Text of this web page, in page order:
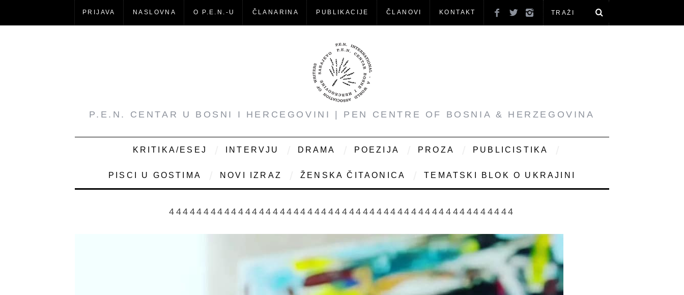
PRIJAVA NASLOVNA O P.E.N.-U ČLANARINA PUBLIKACIJE ČLANOVI KONTAKT
P.E.N. CENTAR U BOSNI I HERCEGOVINI | PEN CENTRE OF BOSNIA & HERZEGOVINA
KRITIKA/ESEJ INTERVJU DRAMA POEZIJA PROZA PUBLICISTIKA
PISCI U GOSTIMA NOVI IZRAZ ŽENSKA ČITAONICA TEMATSKI BLOK O UKRAJINI
44444444444444444444444444444444444444444444444444